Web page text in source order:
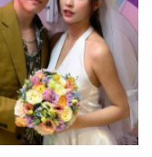
條可行且成功的道
，並承諾，未來徐
我一定會飛到福
，接下來會盡所能
持她，或支持球
原因。（圖／方萬
表示，「去年有一
有持續跟日方溝
上悠亞昨天落地
場次也增多一點，